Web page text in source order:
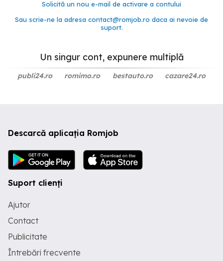
Solicită un nou e-mail de activare a contului
Sau scrie-ne la adresa contact@romjob.ro daca ai nevoie de
suport.
Un singur cont, expunere multiplă
publi24.ro romimo.ro bestauto.ro cazare24.ro
Descarcă aplicația Romjob
Suport clienți
Ajutor
Contact
Publicitate
Întrebări frecvente